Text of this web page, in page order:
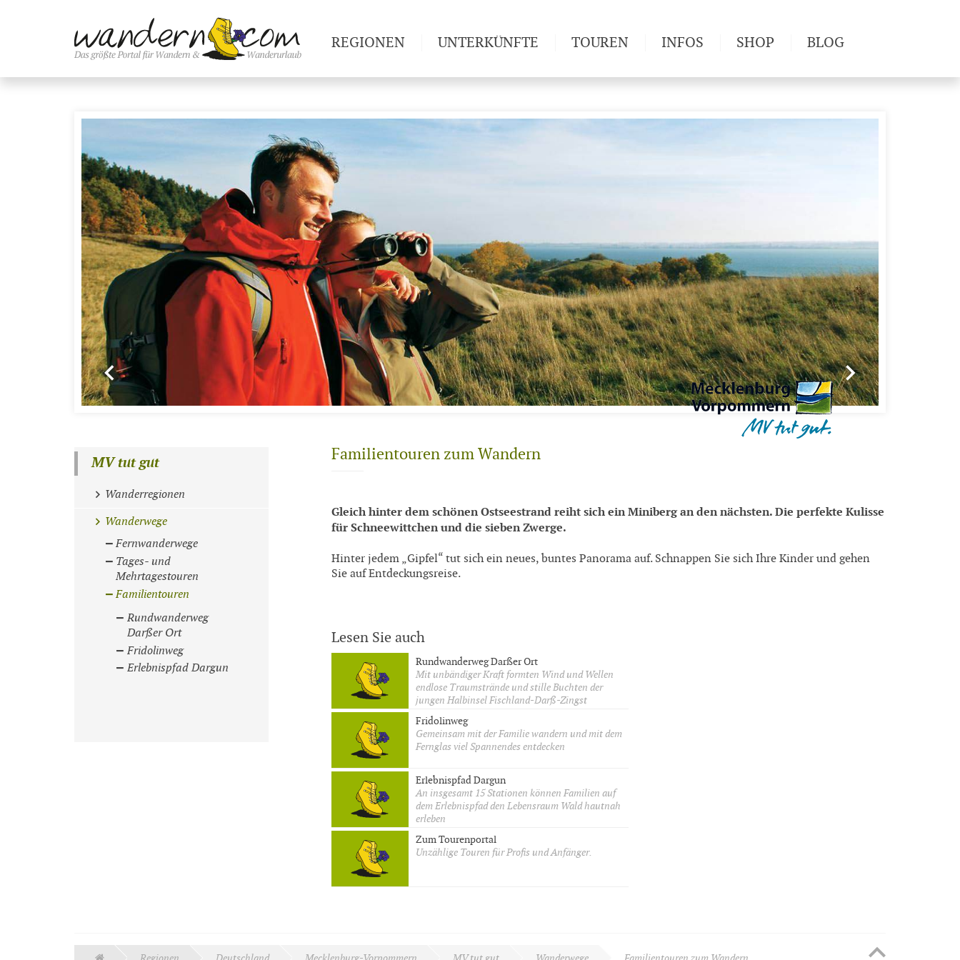
Familientouren zum Wandern
Gleich hinter dem schönen Ostseestrand reiht sich ein Miniberg an den nächsten. Die perfekte Kulisse
für Schneewittchen und die sieben Zwerge.
Hinter jedem „Gipfel“ tut sich ein neues, buntes Panorama auf. Schnappen Sie sich Ihre Kinder und gehen
Sie auf Entdeckungsreise.
Lesen Sie auch
Rundwanderweg Darßer Ort
Mit unbändiger Kraft formten Wind und Wellen
endlose Traumstrände und stille Buchten der
jungen Halbinsel Fischland-Darß-Zingst
Fridolinweg
Gemeinsam mit der Familie wandern und mit dem
Fernglas viel Spannendes entdecken
Erlebnispfad Dargun
An insgesamt 15 Stationen können Familien auf
dem Erlebnispfad den Lebensraum Wald hautnah
erleben
Zum Tourenportal
Unzählige Touren für Profis und Anfänger.
MV tut gut
Wanderregionen
Wanderwege
Fernwanderwege
Tages- und
Mehrtagestouren
Familientouren
Rundwanderweg
Darßer Ort
Fridolinweg
Erlebnispfad Dargun
REGIONEN UNTERKÜNFTE TOUREN INFOS SHOP BLOG